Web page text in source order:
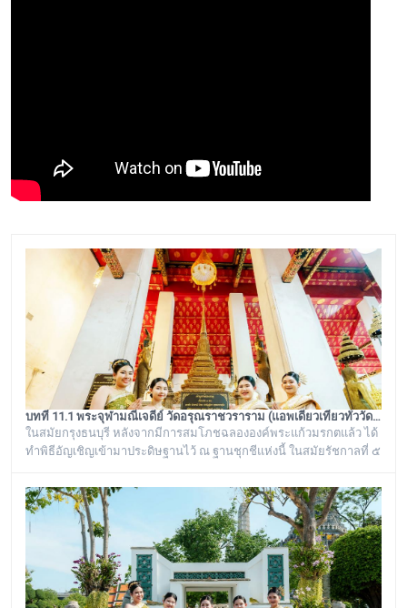
บทที่ 11.1 พระจุฬามณีเจดีย์ วัดอรุณราชวราราม (แอพเดียวเที่ยวทั่ววัดอรุณ)
ในสมัยกรุงธนบุรี หลังจากมีการสมโภชฉลององค์พระแก้วมรกตแล้ว ได้
ทำพิธีอัญเชิญเข้ามาประดิษฐานไว้ ณ ฐานชุกชีแห่งนี้ ในสมัยรัชกาลที่ ๕
บ้านได้เรียกเพี้ยนกันไปว่า “วิหารพระเขี้ยวแก้ว” พระจุฬามณีเจดีย์องค์นี้
เป็นสิ่งศักดิ์สิทธิ์ของวัดอรุณราชวราราม ที่ชาวบ้านในละแวกนี้ให้ความ
เคารพศรัทธาตั้งแต่ครั้งอดีตกาลจวบจนมาถึงยุคปัจ